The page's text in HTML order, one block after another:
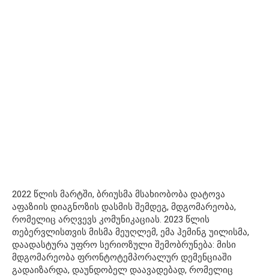
2022 წლის მარტში, ბრიუსმა მსახიობობა დატოვა
აფაზიის დიაგნოზის დასმის შემდეგ, მდგომარეობა,
რომელიც არღვევს კომუნიკაციას. 2023 წლის
თებერვლისთვის მისმა მეუღლემ, ემა ჰემინგ უილისმა,
დაადასტურა უფრო სერიოზული შემობრუნება: მისი
მდგომარეობა ფრონტოტემპორალურ დემენციაში
გადაიზარდა, დაუნდობელ დაავადებად, რომელიც